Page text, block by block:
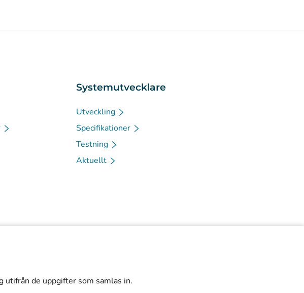
utifrån de uppgifter som samlas in.
Systemutvecklare
Utveckling
Specifikationer
Testning
Aktuellt